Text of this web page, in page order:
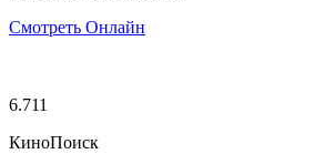
Смотреть Онлайн
6.711
КиноПоиск